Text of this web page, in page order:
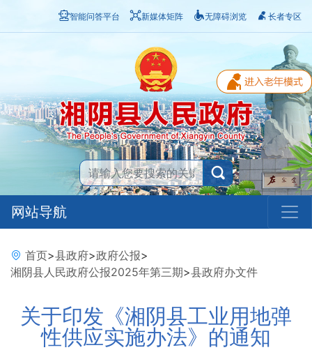
智能问答平台 新媒体矩阵 无障碍浏览 长者专区
网站导航
首页>县政府>政府公报>
湘阴县人民政府公报2025年第三期>县政府办文件
关于印发《湘阴县工业用地弹
性供应实施办法》的通知